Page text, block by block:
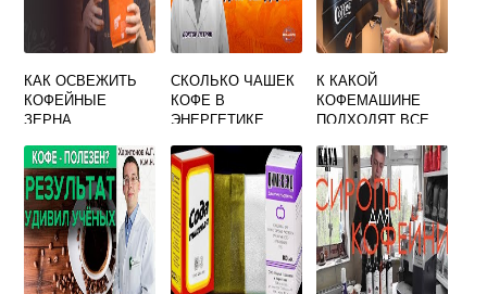
КАК ОСВЕЖИТЬ
КОФЕЙНЫЕ
ЗЕРНА
СКОЛЬКО ЧАШЕК
КОФЕ В
ЭНЕРГЕТИКЕ
К КАКОЙ
КОФЕМАШИНЕ
ПОДХОДЯТ ВСЕ